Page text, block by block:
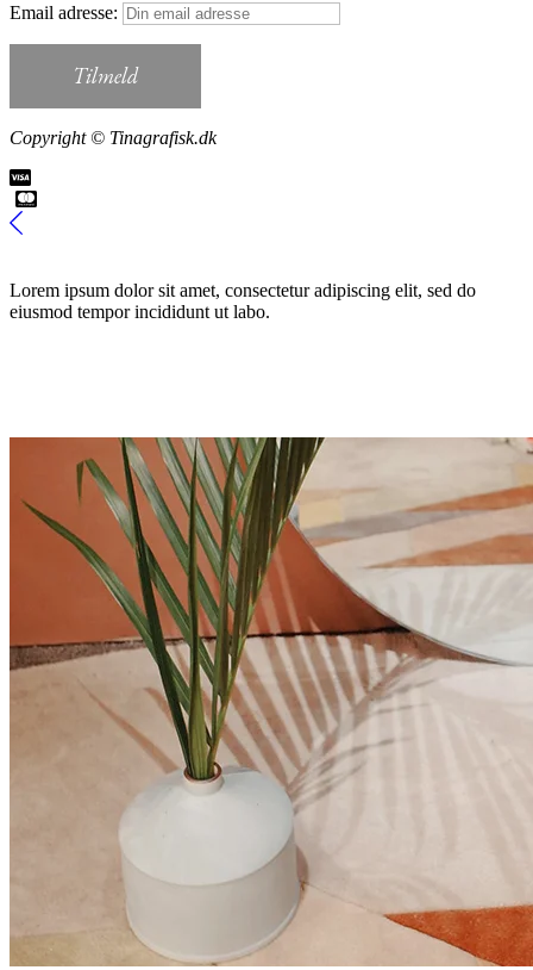
Email adresse:
Copyright © Tinagrafisk.dk
Lorem ipsum dolor sit amet, consectetur adipiscing elit, sed do
eiusmod tempor incididunt ut labo.